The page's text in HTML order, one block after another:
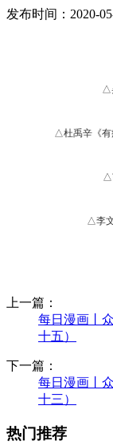
发布时间：2020-
△
△杜禹辛《有
△
△李
上一篇：
每日漫画丨
十五）
下一篇：
每日漫画丨
十三）
热门推荐